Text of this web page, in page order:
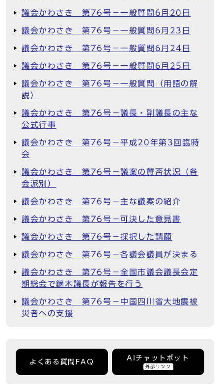
議会かわさき 第76号－一般質問6月20日
議会かわさき 第76号－一般質問6月23日
議会かわさき 第76号－一般質問6月24日
議会かわさき 第76号－一般質問6月25日
議会かわさき 第76号－一般質問（用語の解
説）
議会かわさき 第76号－議長・副議長の主な
公式行事
議会かわさき 第76号－平成20年第3回臨時
会
議会かわさき 第76号－議案の賛否状況（各
会派別）
議会かわさき 第76号－主な議案の紹介
議会かわさき 第76号－可決した意見書
議会かわさき 第76号－採択した請願
議会かわさき 第76号－各議会議員が決まる
議会かわさき 第76号－全国市議会議長会定
期総会で鏑木議長が報告を行う
議会かわさき 第76号－中国四川省大地震被
災者への支援
よくある質問FAQ
AIチャットボット
外部リンク